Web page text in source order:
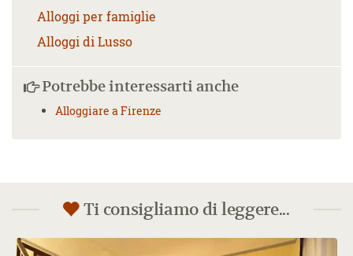
Alloggi per famiglie
Alloggi di Lusso
Potrebbe interessarti anche
Alloggiare a Firenze
Ti consigliamo di leggere...